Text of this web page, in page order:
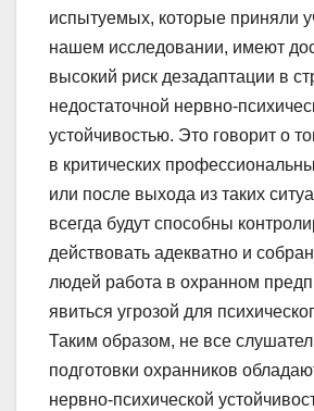
испытуемых, которые приняли
нашем исследовании, имеют
высокий риск дезадаптации в
недостаточной нервно-
устойчивостью. Это говорит о
в критических
или после выхода из таких
всегда будут способны
действовать адекватно и
людей работа в охранном
явиться угрозой для
Таким образом, не все
подготовки охранников
нервно-психической